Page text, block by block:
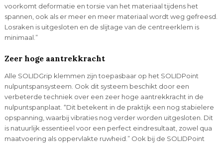
voorkomt deformatie en torsie van het materiaal tijdens het
spannen, ook als er meer en meer materiaal wordt weg gefreesd.
Losraken is uitgesloten en de slijtage van de centreerklem is
minimaal.”
Zeer hoge aantrekkracht
Alle SOLIDGrip klemmen zijn toepasbaar op het SOLIDPoint
nulpuntspansysteem. Ook dit systeem beschikt door een
verbeterde techniek over een zeer hoge aantrekkracht in de
nulpuntspanplaat. “Dit betekent in de praktijk een nog stabielere
opspanning, waarbij vibraties nog verder worden uitgesloten. Dit
is natuurlijk essentieel voor een perfect eindresultaat, zowel qua
maatvoering als oppervlakte ruwheid.” Ook bij de SOLIDPoint